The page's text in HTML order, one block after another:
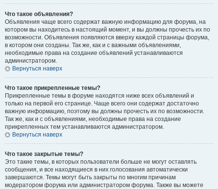
Что такое объявления?
Объявления чаще всего содержат важную информацию для форума, на
котором вы находитесь в настоящий момент, и вы должны прочесть их по
возможности. Объявления появляются вверху каждой страницы форума,
в котором они созданы. Так же, как и с важными объявлениями,
необходимые права на создание объявлений устанавливаются
администратором.
Вернуться наверх
Что такое прикрепленные темы?
Прикрепленные темы в форуме находятся ниже всех объявлений и
только на первой его странице. Чаще всего они содержат достаточно
важную информацию, поэтому вы должны прочесть их по возможности.
Так же, как и с объявлениями, необходимые права на создание
прикрепленных тем устанавливаются администратором.
Вернуться наверх
Что такое закрытые темы?
Это такие темы, в которых пользователи больше не могут оставлять
сообщения, и все находящиеся в них голосования автоматически
завершаются. Темы могут быть закрыты по многим причинам
модератором форума или администратором форума. Также вы можете